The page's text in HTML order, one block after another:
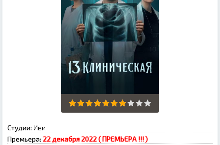
Студии: Иви
Премьера: 22 декабря 2022 ( ПРЕМЬЕРА !!! )